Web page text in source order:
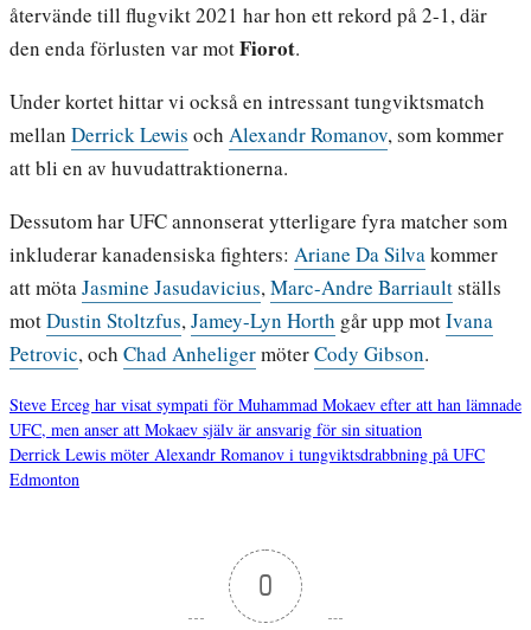
återvände till flugvikt 2021 har hon ett rekord på 2-1, där
den enda förlusten var motFiorot.
Under kortet hittar vi också en intressant tungviktsmatch
mellan Derrick Lewis och Alexandr Romanov, som kommer
att bli en av huvudattraktionerna.
Dessutom har UFC annonserat ytterligare fyra matcher som
inkluderar kanadensiska fighters: Ariane Da Silvakommer
att mötaJasmine Jasudavicius,Marc-Andre Barriaultställs
motDustin Stoltzfus,Jamey-Lyn Horth går upp motIvana
Petrovic, och Chad AnheligermöterCody Gibson.
Inläggsnavigering
Steve Erceg har visat sympati för Muhammad Mokaev efter att han lämnade
UFC, men anser att Mokaev själv är ansvarig för sin situation
Derrick Lewis möter Alexandr Romanov i tungviktsdrabbning på UFC
Edmonton
0